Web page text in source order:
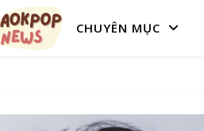
CHUYÊN MỤC